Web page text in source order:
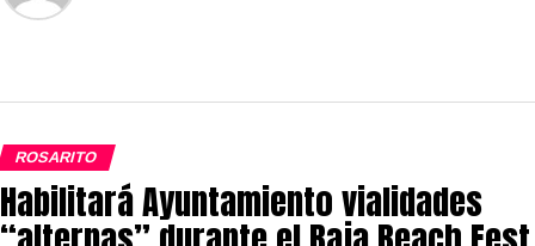
ROSARITO
Habilitará Ayuntamiento vialidades